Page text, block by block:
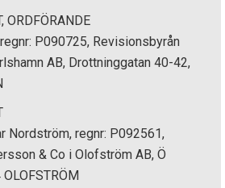
ORDFÖRANDE
P090725, Revisionsbyrån
AB, Drottninggatan 40-42,
Nordström, regnr: P092561,
& Co i Olofström AB, Ö